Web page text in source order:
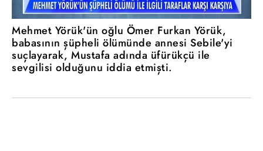
Mehmet Yörük'ün oğlu Ömer Furkan Yörük,
babasının şüpheli ölümünde annesi Sebile'yi
suçlayarak, Mustafa adında üfürükçü ile
sevgilisi olduğunu iddia etmişti.